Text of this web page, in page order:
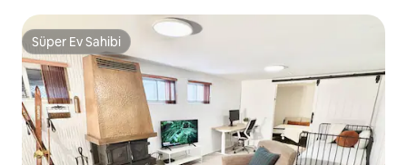
Süper Ev Sahibi
Süper Ev Sahibi